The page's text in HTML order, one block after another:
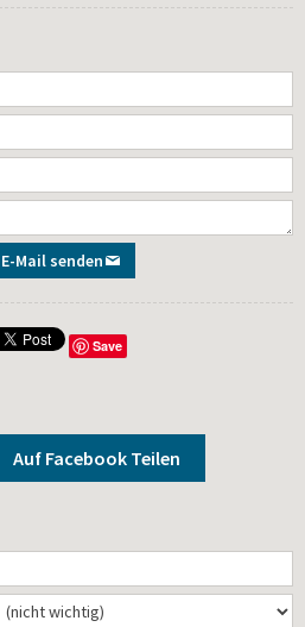
E-Mail senden
Save
Auf Facebook Teilen